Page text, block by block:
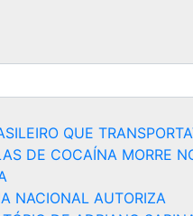
QUE
DE COCAÍNA MORRE
NACIONAL AUTORIZA